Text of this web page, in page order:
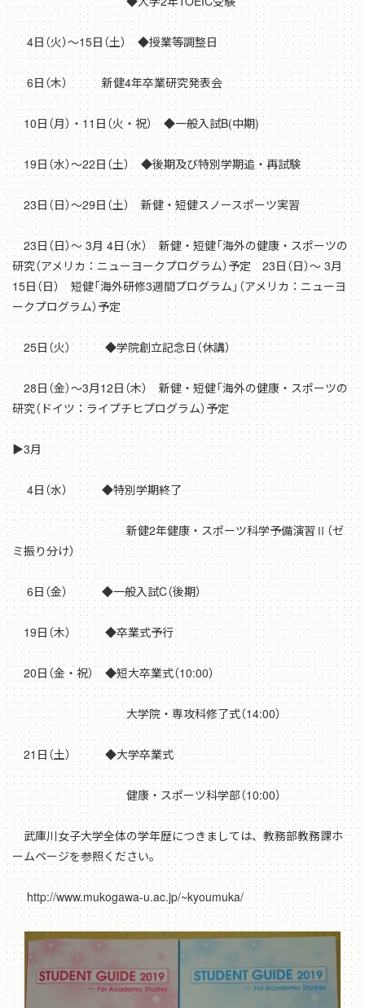
4日（火）～15日（土） ◆授業等調整日
6日（木） 新健4年卒業研究発表会
10日（月）・11日（火・祝） ◆一般入試B(中期)
19日（水）～22日（土） ◆後期及び特別学期追・再試験
23日（日）～29日（土） 新健・短健スノースポーツ実習
23日（日）～ 3月 4日（水） 新健・短健「海外の健康・スポーツの
研究（アメリカ：ニューヨークプログラム）予定 23日（日）～ 3月
15日（日） 短健「海外研修3週間プログラム」（アメリカ：ニューヨ
ークプログラム）予定
25日（火） ◆学院創立記念日（休講）
28日（金）～3月12日（木） 新健・短健「海外の健康・スポーツの
研究（ドイツ：ライプチヒプログラム）予定
▶3月
4日（水） ◆特別学期終了
新健2年健康・スポーツ科学予備演習Ⅱ（ゼ
ミ振り分け）
6日（金） ◆一般入試C（後期）
19日（木） ◆卒業式予行
20日（金・祝） ◆短大卒業式（10:00）
大学院・専攻科修了式（14:00）
21日（土） ◆大学卒業式
健康・スポーツ科学部（10:00）
武庫川女子大学全体の学年歴につきましては、教務部教務課ホ
ームページを参照ください。
http://www.mukogawa-u.ac.jp/~kyoumuka/